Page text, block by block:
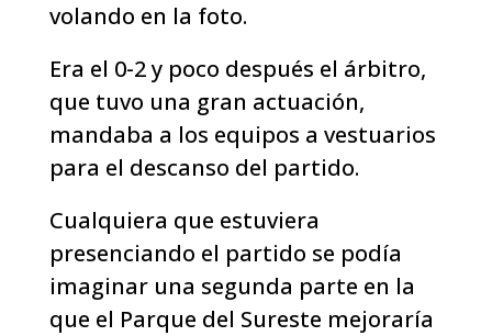
volando en la foto.
Era el 0-2 y poco después el árbitro,
que tuvo una gran actuación,
mandaba a los equipos a vestuarios
para el descanso del partido.
Cualquiera que estuviera
presenciando el partido se podía
imaginar una segunda parte en la
que el Parque del Sureste mejoraría